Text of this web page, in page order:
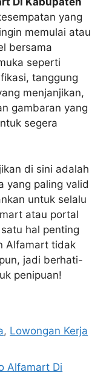
yang
memulai atau
bersama
seperti
tanggung
menjanjikan,
gambaran yang
segera
di sini adalah
yang paling valid
untuk selalu
atau portal
hal penting
Alfamart tidak
jadi berhati-
penipuan!
, Lowongan Kerja
Alfamart Di